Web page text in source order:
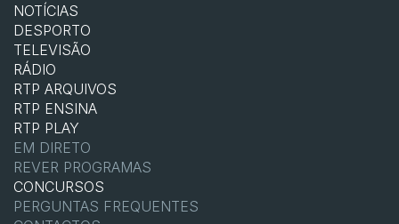
NOTÍCIAS
DESPORTO
TELEVISÃO
RÁDIO
RTP ARQUIVOS
RTP ENSINA
RTP PLAY
EM DIRETO
REVER PROGRAMAS
CONCURSOS
PERGUNTAS FREQUENTES